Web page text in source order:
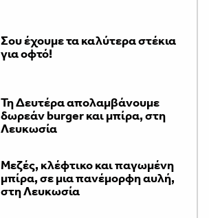
Σου έχουμε τα καλύτερα στέκια
για οφτό!
Τη Δευτέρα απολαμβάνουμε
δωρεάν burger και μπίρα, στη
Λευκωσία
Μεζές, κλέφτικο και παγωμένη
μπίρα, σε μια πανέμορφη αυλή,
στη Λευκωσία